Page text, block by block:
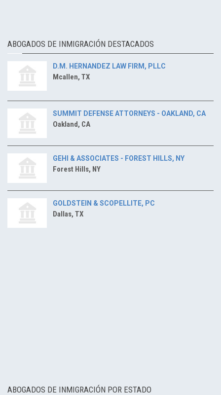
ABOGADOS DE INMIGRACIÓN DESTACADOS
D.M. HERNANDEZ LAW FIRM, PLLC
Mcallen, TX
SUMMIT DEFENSE ATTORNEYS - OAKLAND, CA
Oakland, CA
GEHI & ASSOCIATES - FOREST HILLS, NY
Forest Hills, NY
GOLDSTEIN & SCOPELLITE, PC
Dallas, TX
ABOGADOS DE INMIGRACIÓN POR ESTADO